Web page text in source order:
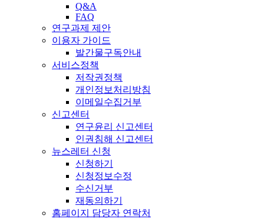
Q&A
FAQ
연구과제 제안
이용자 가이드
발간물구독안내
서비스정책
저작권정책
개인정보처리방침
이메일수집거부
신고센터
연구윤리 신고센터
인권침해 신고센터
뉴스레터 신청
신청하기
신청정보수정
수신거부
재동의하기
홈페이지 담당자 연락처